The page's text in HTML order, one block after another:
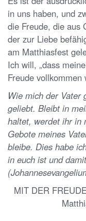
in uns haben, und
die Freude, die aus
der zur Liebe
am Matthiasfest
Ich will, „dass
Freude vollkommen
Wie mich der Vater
geliebt. Bleibt in
haltet, werdet ihr in
Gebote meines
bleibe. Dies habe
in euch ist und
MIT DER